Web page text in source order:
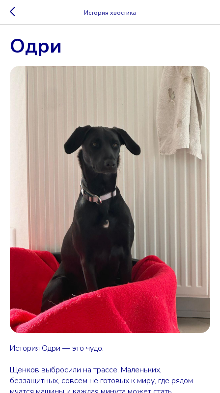
История хвостика
Одри
История Одри — это чудо.
Щенков выбросили на трассе. Маленьких,
беззащитных, совсем не готовых к миру, где рядом